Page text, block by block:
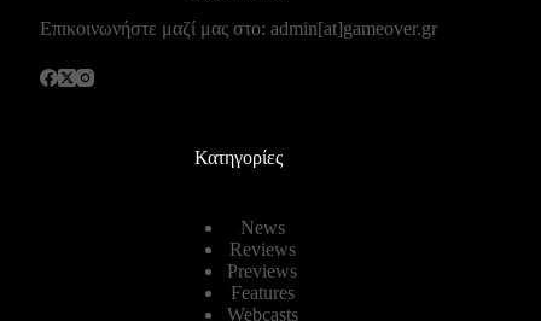
Επικοινωνήστε μαζί μας στο: admin[at]gameover.gr
Κατηγορίες
News
Reviews
Previews
Features
Webcasts